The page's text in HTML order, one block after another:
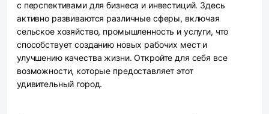
с перспективами для бизнеса и инвестиций. Здесь
активно развиваются различные сферы, включая
сельское хозяйство, промышленность и услуги, что
способствует созданию новых рабочих мест и
улучшению качества жизни. Откройте для себя все
возможности, которые предоставляет этот
удивительный город.